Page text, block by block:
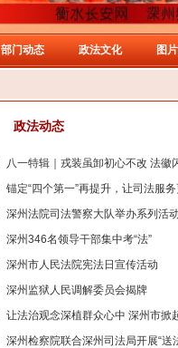
部门动态 政法文化 图
政法动态
八一特辑｜戎装虽卸初心不改 法徽
锚定“四个第一”再提升，让司法服务
深州法院司法警察大队举办系列活
深州346名领导干部集中考“法”
深州市人民法院宪法日宣传活动
深州监狱人民调解委员会揭牌
让法治观念深植群众心中 深州市掀
深州检察院联合深州司法局开展“送